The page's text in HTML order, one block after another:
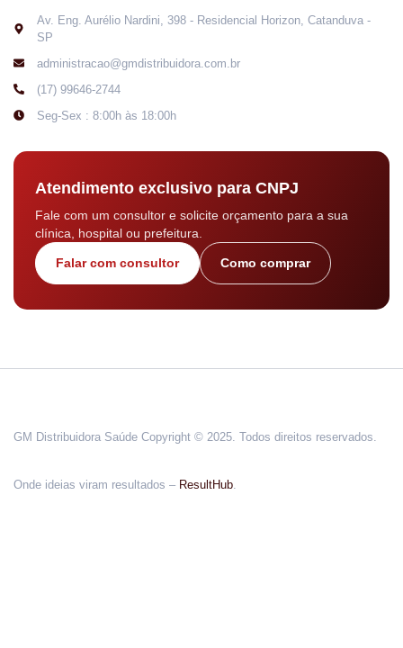
Av. Eng. Aurélio Nardini, 398 - Residencial Horizon, Catanduva -
SP
administracao@gmdistribuidora.com.br
(17) 99646-2744
Seg-Sex : 8:00h às 18:00h
Atendimento exclusivo para CNPJ
Fale com um consultor e solicite orçamento para a sua
clínica, hospital ou prefeitura.
Falar com consultor Como comprar
GM Distribuidora Saúde Copyright © 2025. Todos direitos reservados.
Onde ideias viram resultados – ResultHub.